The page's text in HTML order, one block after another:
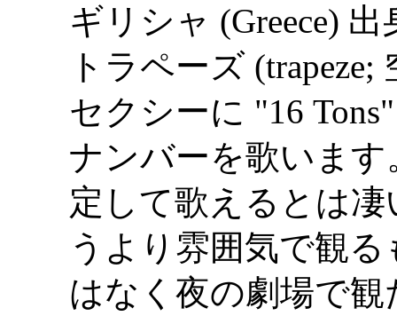
ギリシャ (Greece)
トラペーズ
セクシーに "16
ナンバーを歌いま
定して歌えるとは
うより雰囲気で観
はなく夜の劇場で